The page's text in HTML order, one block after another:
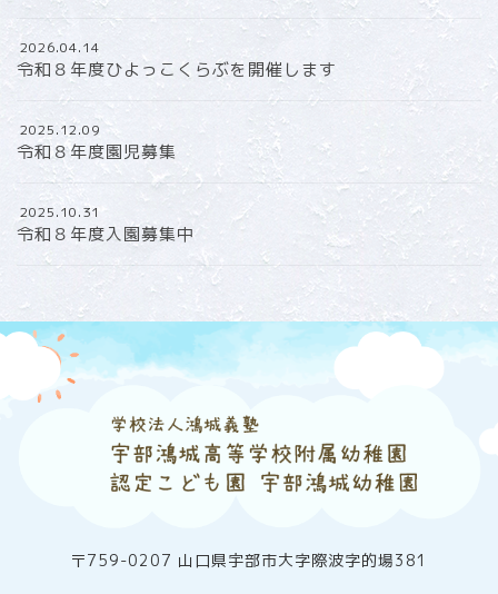
2026.04.14
令和８年度ひよっこくらぶを開催します
2025.12.09
令和８年度園児募集
2025.10.31
令和８年度入園募集中
〒759-0207 山口県宇部市大字際波字的場381